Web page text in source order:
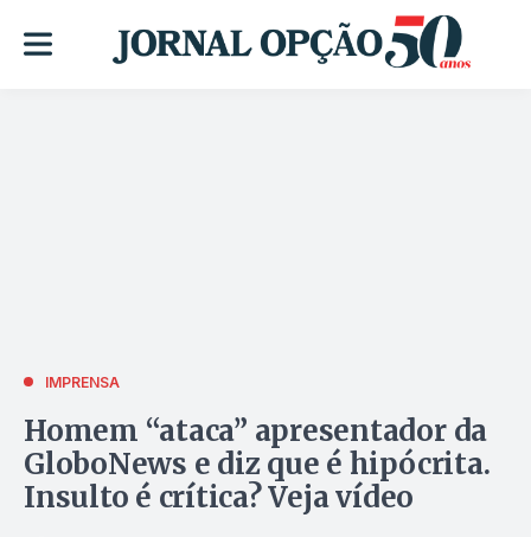
IMPRENSA
Homem “ataca” apresentador da
GloboNews e diz que é hipócrita.
Insulto é crítica? Veja vídeo